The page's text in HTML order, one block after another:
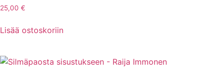
25,00 €
Lisää ostoskoriin